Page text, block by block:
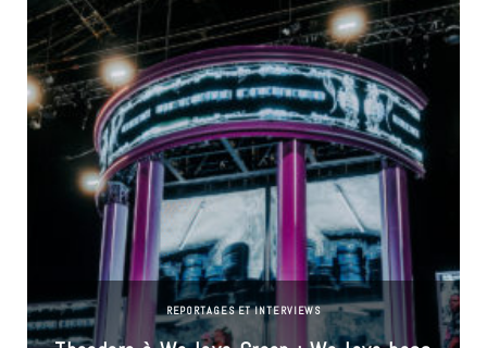
REPORTAGES ET INTERVIEWS